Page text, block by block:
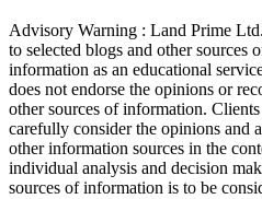
Advisory Warning : Land Prime
to selected blogs and other sources
information as an educational
does not endorse the opinions or
other sources of information.
carefully consider the opinions and
other information sources in the
individual analysis and decision
sources of information is to be